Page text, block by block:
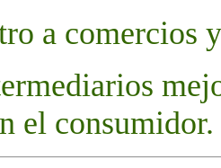
a comercios
el consumidor.